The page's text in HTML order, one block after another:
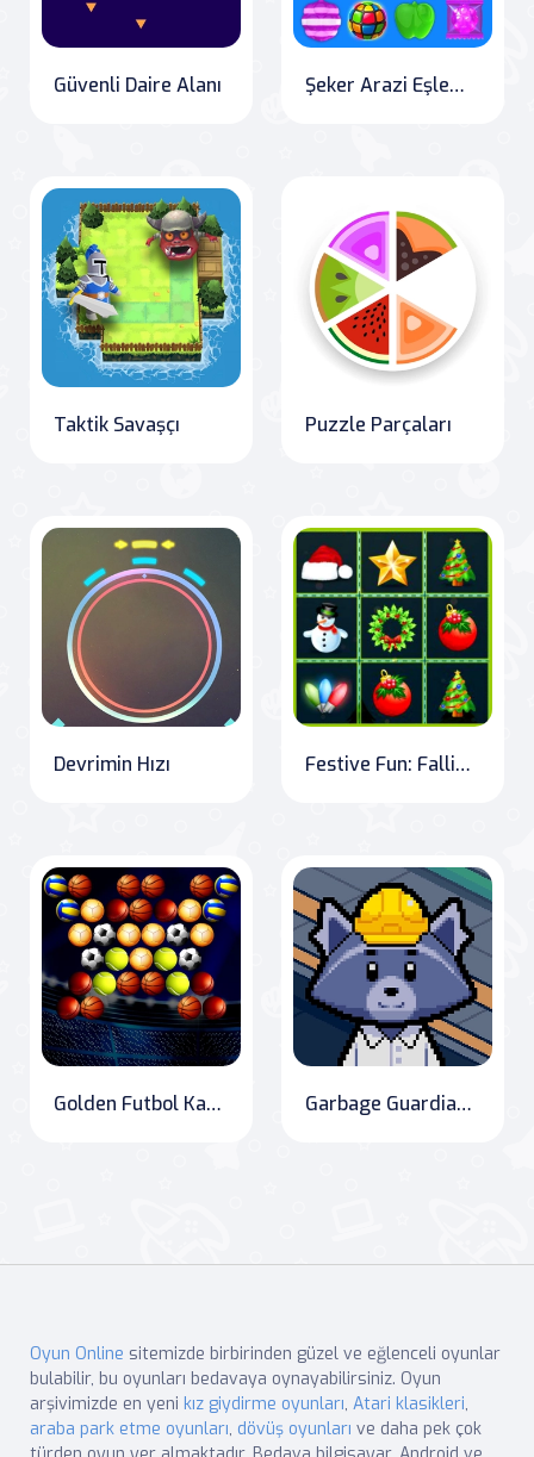
Güvenli Daire Alanı Şeker Arazi Eşleme 3
Taktik Savaşçı Puzzle Parçaları
Devrimin Hızı Festive Fun: Falling Objects
Golden Futbol Kabarcık Atıcı Garbage Guardians: The Trash Panda Tower Defense
Oyun Online sitemizde birbirinden güzel ve eğlenceli oyunlar
bulabilir, bu oyunları bedavaya oynayabilirsiniz. Oyun
arşivimizde en yeni kız giydirme oyunları, Atari klasikleri,
araba park etme oyunları, dövüş oyunları ve daha pek çok